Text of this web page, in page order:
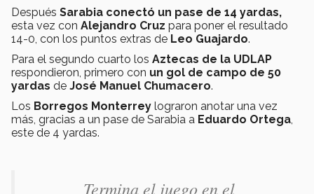
Después Sarabia conectó un pase de 14 yardas,
esta vez con Alejandro Cruz para poner el resultado
14-0, con los puntos extras de Leo Guajardo.
Para el segundo cuarto los Aztecas de la UDLAP
respondieron, primero con un gol de campo de 50
yardas de José Manuel Chumacero.
Los Borregos Monterrey lograron anotar una vez
más, gracias a un pase de Sarabia a Eduardo Ortega,
este de 4 yardas.
Termina el juego en el